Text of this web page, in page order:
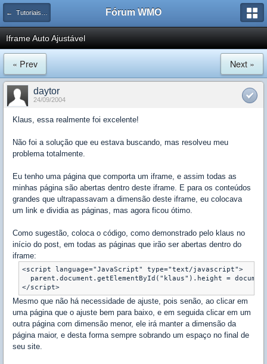
← Tutoriais e Artigos de Javascript, Ajax e Metodologias Fórum WMO
Iframe Auto Ajustável
« Prev Next »
daytor
24/09/2004
Klaus, essa realmente foi excelente!
Não foi a solução que eu estava buscando, mas resolveu meu
problema totalmente.
Eu tenho uma página que comporta um iframe, e assim todas as
minhas página são abertas dentro deste iframe. E para os conteúdos
grandes que ultrapassavam a dimensão deste iframe, eu colocava
um link e dividia as páginas, mas agora ficou ótimo.
Como sugestão, coloca o código, como demonstrado pelo klaus no
início do post, em todas as páginas que irão ser abertas dentro do
iframe:
<script language="JavaScript" type="text/javascript">
parent.document.getElementById("klaus").height =
Mesmo que não há necessidade de ajuste, pois senão, ao clicar em
uma página que o ajuste bem para baixo, e em seguida clicar em um
outra página com dimensão menor, ele irá manter a dimensão da
página maior, e desta forma sempre sobrando um espaço no final de
seu site.